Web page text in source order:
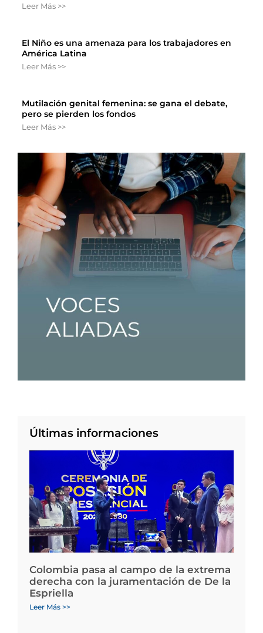
Leer Más >>
El Niño es una amenaza para los trabajadores en
América Latina
Leer Más >>
Mutilación genital femenina: se gana el debate,
pero se pierden los fondos
Leer Más >>
Últimas informaciones
Colombia pasa al campo de la extrema
derecha con la juramentación de De la
Espriella
Leer Más >>